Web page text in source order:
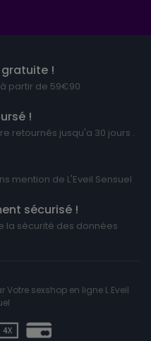
!
partir de 59€90
!
retournés jusqu'a 30 jours .
mention de L'Eveil Sensuel
sécurisé !
la sécurité des données
Votre sexshop en ligne L Eveil